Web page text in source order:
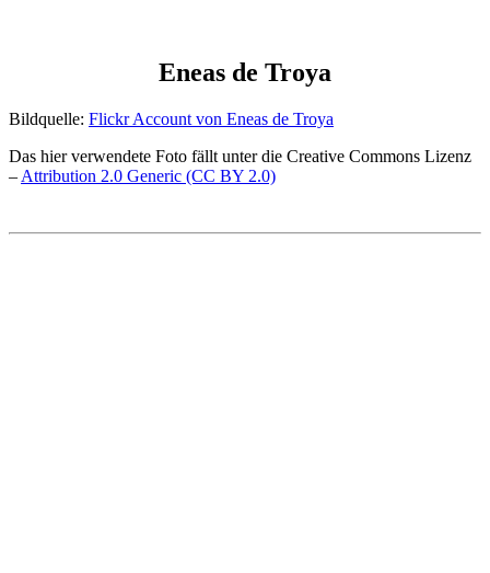
Eneas de Troya
Bildquelle: Flickr Account von Eneas de Troya
Das hier verwendete Foto fällt unter die Creative Commons Lizenz
– Attribution 2.0 Generic (CC BY 2.0)